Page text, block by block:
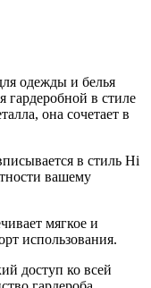
одежды и белья
гардеробной в стиле
она сочетает в
в стиль Hi
вашему
мягкое и
использования.
доступ ко всей